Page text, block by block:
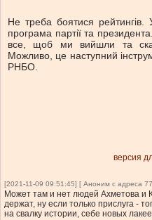
Не треба боятися
програма партії та
все, щоб ми вийшли та
Можливо, це наступний
РНБО.
версия
[2021-11-09 09:51:45] [ Аноним с адреса
Может там и нет людей Ахметова и
держат, ну если только прислуга -
на свалку истории, себе новых